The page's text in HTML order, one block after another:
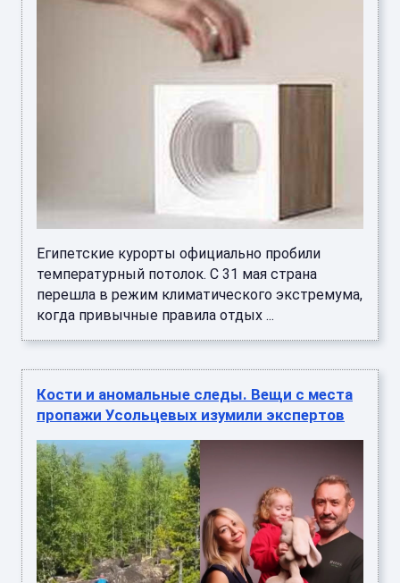
Египетские курорты официально пробили
температурный потолок. С 31 мая страна
перешла в режим климатического экстремума,
когда привычные правила отдых ...
Кости и аномальные следы. Вещи с места
пропажи Усольцевых изумили экспертов